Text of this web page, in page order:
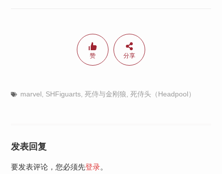
赞 分享
marvel, SHFiguarts, 死侍与金刚狼, 死侍头（Headpool）
发表回复
要发表评论，您必须先登录。